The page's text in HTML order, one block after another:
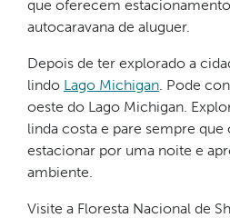
que oferecem
autocaravana de aluguer.
Depois de ter explorado a
lindo Lago Michigan . Pode
oeste do Lago Michigan.
linda costa e pare sempre
estacionar por uma noite e
ambiente.
Visite a Floresta Nacional de